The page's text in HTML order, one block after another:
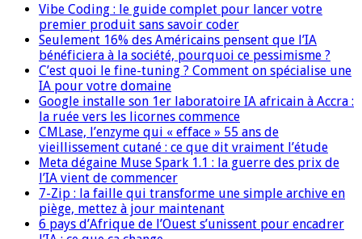
Vibe Coding : le guide complet pour lancer votre
premier produit sans savoir coder
Seulement 16% des Américains pensent que l’IA
bénéficiera à la société, pourquoi ce pessimisme ?
C’est quoi le fine-tuning ? Comment on spécialise une
IA pour votre domaine
Google installe son 1er laboratoire IA africain à Accra :
la ruée vers les licornes commence
CMLase, l’enzyme qui « efface » 55 ans de
vieillissement cutané : ce que dit vraiment l’étude
Meta dégaine Muse Spark 1.1 : la guerre des prix de
l’IA vient de commencer
7-Zip : la faille qui transforme une simple archive en
piège, mettez à jour maintenant
6 pays d’Afrique de l’Ouest s’unissent pour encadrer